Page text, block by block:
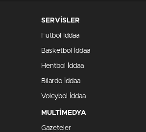
SERVİSLER
Futbol İddaa
Basketbol İddaa
Hentbol İddaa
Bilardo İddaa
Voleybol İddaa
MULTİMEDYA
Gazeteler